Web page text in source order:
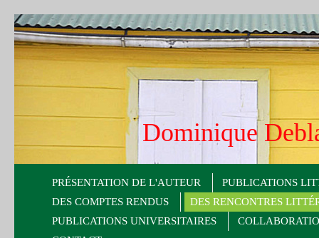
Dominique
PRÉSENTATION DE L'AUTEUR
PUBLICATIONS
DES COMPTES RENDUS
DES RENCONTRES
PUBLICATIONS UNIVERSITAIRES